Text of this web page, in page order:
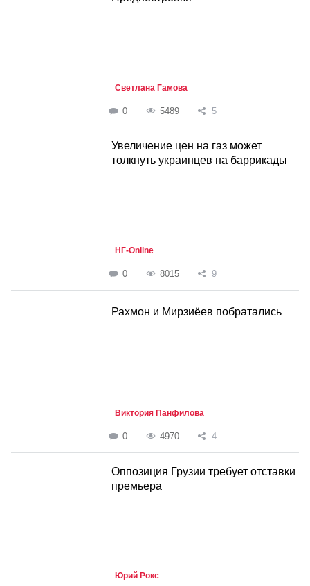
Светлана Гамова
0 5489 5
Увеличение цен на газ может
толкнуть украинцев на баррикады
НГ-Online
0 8015 9
Рахмон и Мирзиёев побратались
Виктория Панфилова
0 4970 4
Оппозиция Грузии требует отставки
премьера
Юрий Рокс